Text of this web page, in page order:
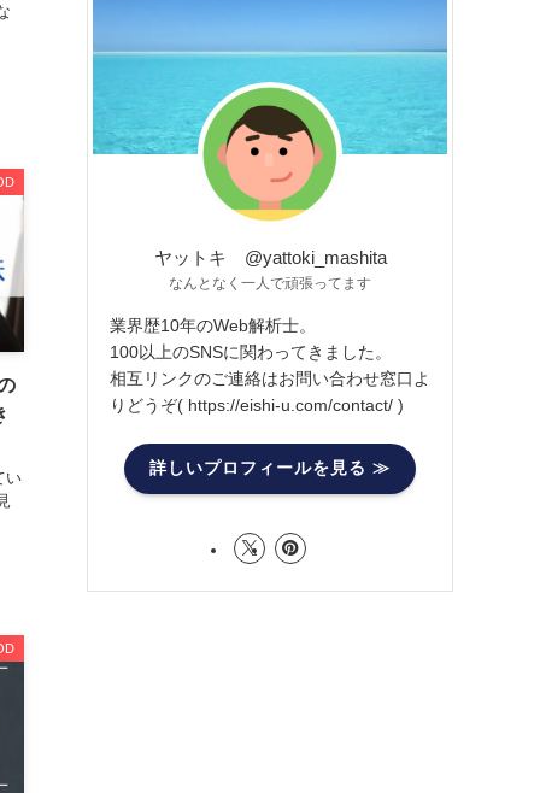
い
ヤットキ @yattoki_mashita
なんとなく一人で頑張ってます
業界歴10年のWeb解析士。
100以上のSNSに関わってきました。
相互リンクのご連絡はお問い合わせ窓口よ
りどうぞ( https://eishi-u.com/contact/ )
詳しいプロフィールを見る ≫